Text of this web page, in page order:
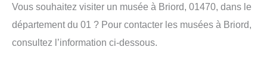
Vous souhaitez visiter un musée à Briord, 01470, dans le
département du 01 ? Pour contacter les musées à Briord,
consultez l’information ci-dessous.